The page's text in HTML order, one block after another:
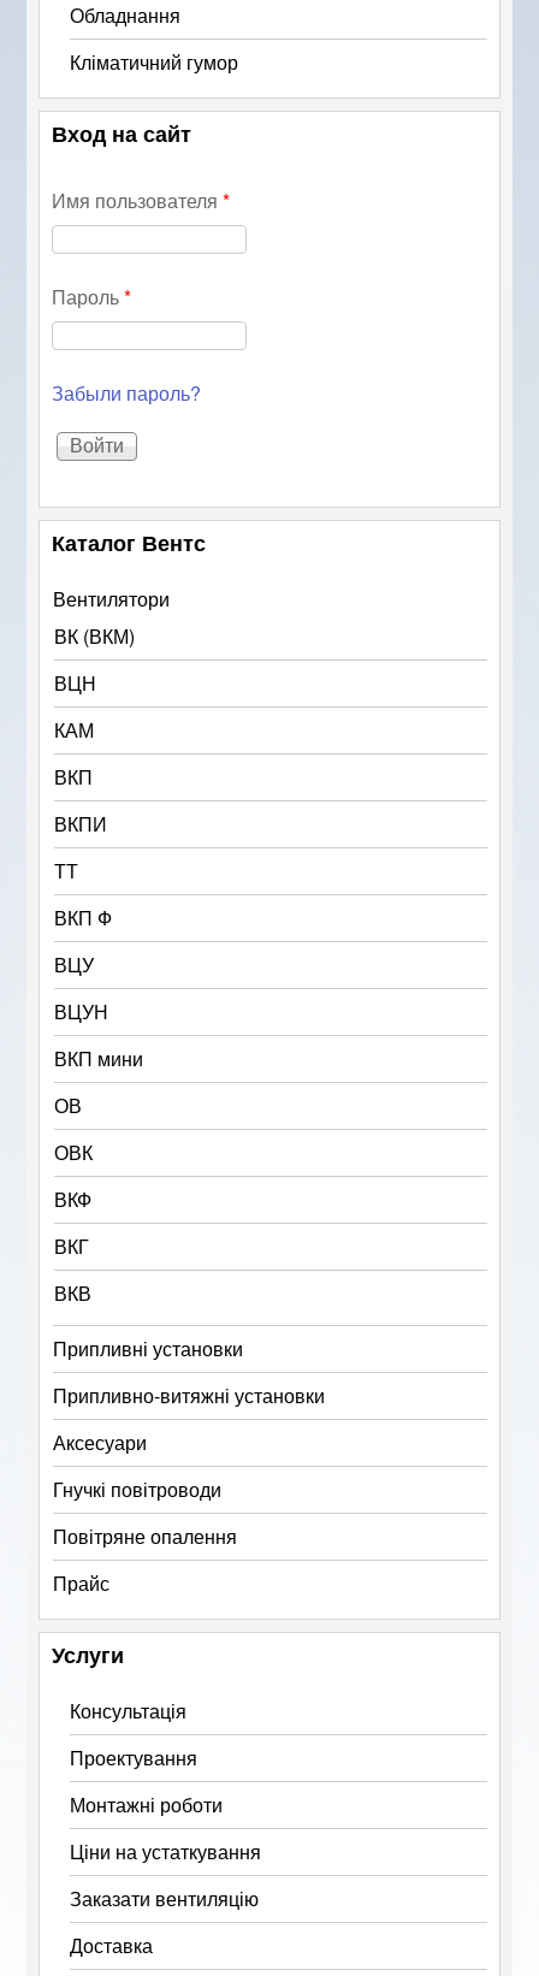
Обладнання
Кліматичний гумор
Вход на сайт
Имя пользователя*
Пароль*
Забыли пароль?
Каталог Вентс
Вентилятори
ВК (ВКМ)
ВЦН
КАМ
ВКП
ВКПИ
ТТ
ВКП Ф
ВЦУ
ВЦУН
ВКП мини
ОВ
ОВК
ВКФ
ВКГ
ВКВ
Припливні установки
Припливно-витяжні установки
Аксесуари
Гнучкі повітроводи
Повітряне опалення
Прайс
Услуги
Консультація
Проектування
Монтажні роботи
Ціни на устаткування
Заказати вентиляцію
Доставка